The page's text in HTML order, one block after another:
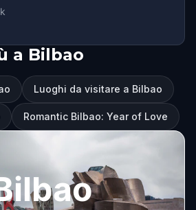
a Bilbao
Luoghi da visitare a Bilbao
Romantic Bilbao: Year of Love